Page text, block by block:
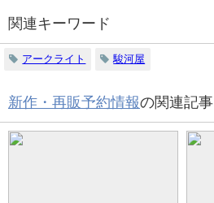
関連キーワード
アークライト 駿河屋
新作・再販予約情報の関連記事